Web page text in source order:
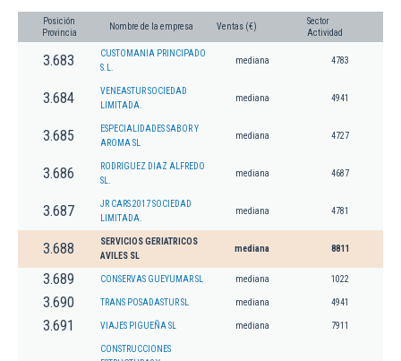
Posición
Provincia
Nombre de la empresa Ventas (€)
Sector
Actividad
3.683
CUSTOMANIA PRINCIPADO
S.L.
mediana 4783
3.684
VENEASTUR SOCIEDAD
LIMITADA.
mediana 4941
3.685
ESPECIALIDADES SABOR Y
AROMA SL
mediana 4727
3.686
RODRIGUEZ DIAZ ALFREDO
SL.
mediana 4687
3.687
JR CARS 2017 SOCIEDAD
LIMITADA.
mediana 4781
3.688
SERVICIOS GERIATRICOS
AVILES SL
mediana 8811
3.689 CONSERVAS GUEYUMAR SL mediana 1022
3.690 TRANS POSADASTUR SL mediana 4941
3.691 VIAJES PIGUEÑA SL mediana 7911
CONSTRUCCIONES